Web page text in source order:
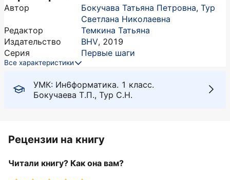
УМК: Ин6форматика. 1 класс.
Бокучаева Т.П., Тур С.Н.
Автор Бокучава Татьяна Петровна, Тур
Светлана Николаевна
Редактор
Темкина Татьяна
Издательство
BHV, 2019
Серия
Первые шаги
Все характеристики
Рецензии на книгу
Читали книгу? Как она вам?